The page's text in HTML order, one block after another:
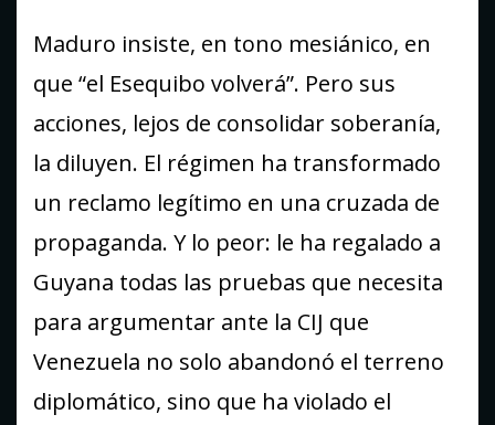
Maduro insiste, en tono mesiánico, en
que “el Esequibo volverá”. Pero sus
acciones, lejos de consolidar soberanía,
la diluyen. El régimen ha transformado
un reclamo legítimo en una cruzada de
propaganda. Y lo peor: le ha regalado a
Guyana todas las pruebas que necesita
para argumentar ante la CIJ que
Venezuela no solo abandonó el terreno
diplomático, sino que ha violado el